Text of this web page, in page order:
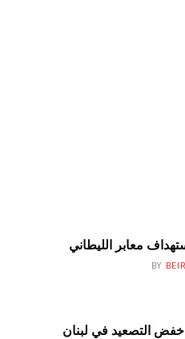
معابر الليطاني
BY
التصعيد في لبنان